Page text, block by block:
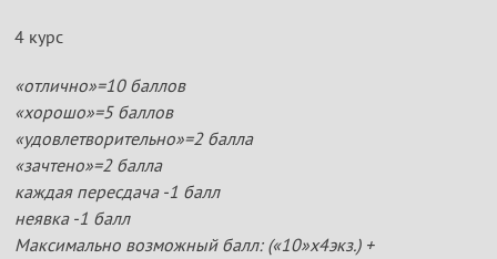
4 курс
«отлично»=10 баллов
«хорошо»=5 баллов
«удовлетворительно»=2 балла
«зачтено»=2 балла
каждая пересдача -1 балл
неявка -1 балл
Максимально возможный балл: («10»х4экз.) +